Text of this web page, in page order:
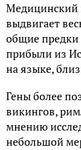
Медицинский
выдвигает
общие предки
прибыли из
на языке,
Гены более
викингов,
мнению
небольшой